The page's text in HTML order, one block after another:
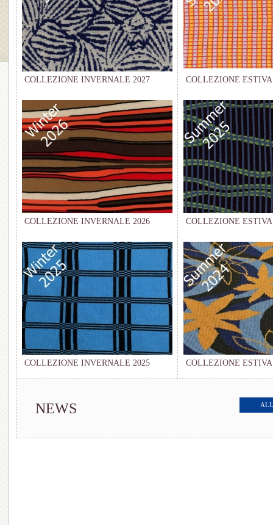
COLLEZIONE INVERNALE 2027 COLLEZIONE ESTIVA
COLLEZIONE INVERNALE 2026 COLLEZIONE ESTIVA
COLLEZIONE INVERNALE 2025 COLLEZIONE ESTIVA
NEWS